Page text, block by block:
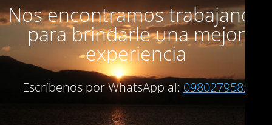
Nos encontramos trabajando
para brindarle una mejor
experiencia
Escríbenos por WhatsApp al: 0980279582